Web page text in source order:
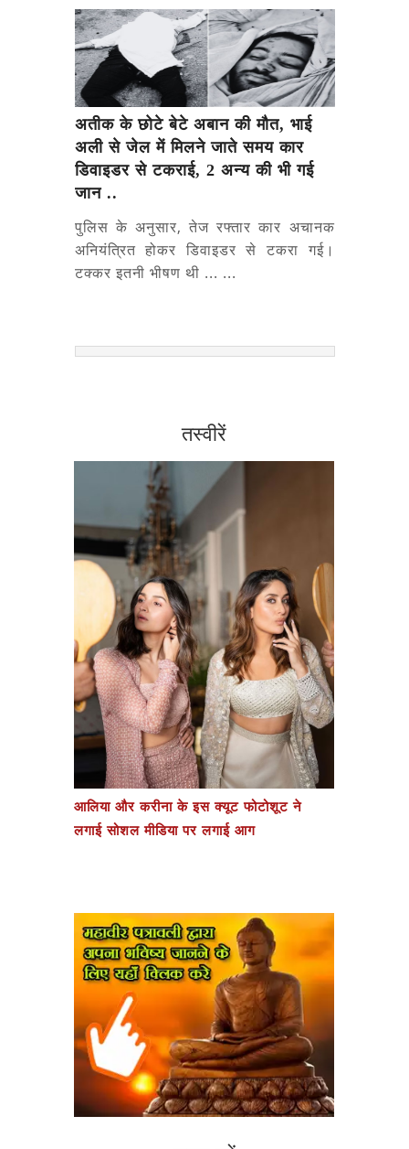
अतीक के छोटे बेटे अबान की मौत, भाई
अली से जेल में मिलने जाते समय कार
डिवाइडर से टकराई, 2 अन्य की भी गई
जान ..
पुलिस के अनुसार, तेज रफ्तार कार अचानक
अनियंत्रित होकर डिवाइडर से टकरा गई।
टक्कर इतनी भीषण थी ... ...
तस्वीरें
आलिया और करीना के इस क्यूट फोटोशूट ने
लगाई सोशल मीडिया पर लगाई आग